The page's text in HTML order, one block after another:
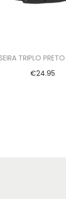
TRIPLO
€24.95